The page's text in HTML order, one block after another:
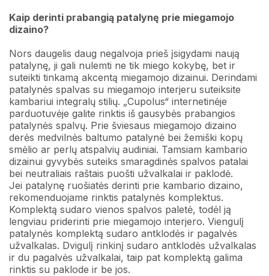
Kaip derinti prabangią patalynę prie miegamojo
dizaino?
Nors daugelis daug negalvoja prieš įsigydami naują
patalynę, ji gali nulemti ne tik miego kokybę, bet ir
suteikti tinkamą akcentą miegamojo dizainui. Derindami
patalynės spalvas su miegamojo interjeru suteiksite
kambariui integralų stilių. „Cupolus“ internetinėje
parduotuvėje galite rinktis iš gausybės prabangios
patalynės spalvų. Prie šviesaus miegamojo dizaino
derės medvilnės baltumo patalynė bei žemiški kopų
smėlio ar perlų atspalvių audiniai. Tamsiam kambario
dizainui gyvybės suteiks smaragdinės spalvos patalai
bei neutraliais raštais puošti užvalkalai ir paklodė.
Jei patalynę ruošiatės derinti prie kambario dizaino,
rekomenduojame rinktis patalynės komplektus.
Komplektą sudaro vienos spalvos paletė, todėl ją
lengviau priderinti prie miegamojo interjero. Viengulį
patalynės komplektą sudaro antklodės ir pagalvės
užvalkalas. Dvigulį rinkinį sudaro antklodės užvalkalas
ir du pagalvės užvalkalai, taip pat komplektą galima
rinktis su paklode ir be jos.